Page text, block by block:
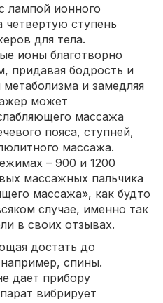
лампой ионного
четвертую ступень
для тела.
ионы благотворно
придавая бодрость и
и замедляя
может
массажа
пояса, ступней,
массажа.
– 900 и 1200
массажных пальчика
массажа», как будто
случае, именно так
в своих отзывах.
достать до
спины.
дает прибору
вибрирует